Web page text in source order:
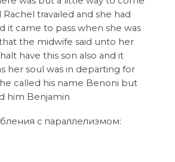
travailed and she had
it came to pass when she was
the midwife said unto her
have this son also and it
her soul was in departing for
called his name Benoni but
him Benjamin
с параллелизмом: